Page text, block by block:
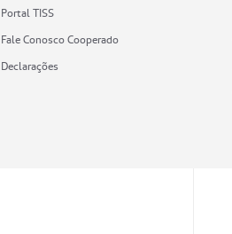
Portal TISS
Fale Conosco Cooperado
Declarações